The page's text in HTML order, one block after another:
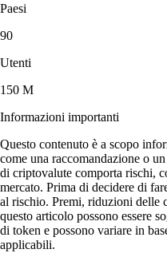
Paesi
90
Utenti
150 M
Informazioni importanti
Questo contenuto è a scopo
come una raccomandazione o
di criptovalute comporta rischi,
mercato. Prima di decidere di
al rischio. Premi, riduzioni delle
questo articolo possono essere
di token e possono variare in
applicabili.